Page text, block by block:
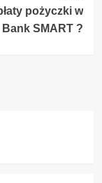
pożyczki w
Bank SMART ?